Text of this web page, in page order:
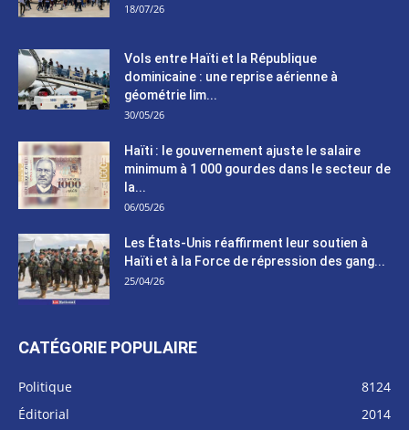
18/07/26
Vols entre Haïti et la République
dominicaine : une reprise aérienne à
géométrie lim...
30/05/26
Haïti : le gouvernement ajuste le salaire
minimum à 1 000 gourdes dans le secteur de
la...
06/05/26
Les États-Unis réaffirment leur soutien à
Haïti et à la Force de répression des gang...
25/04/26
CATÉGORIE POPULAIRE
Politique
8124
Éditorial
2014